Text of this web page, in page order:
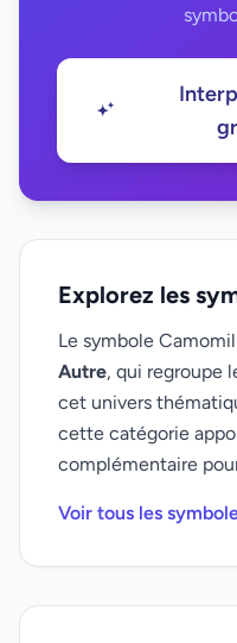
Explorez les
Le symbole
Autre, qui regroupe
cet univers
cette catégorie
complémentaire
Voir tous les